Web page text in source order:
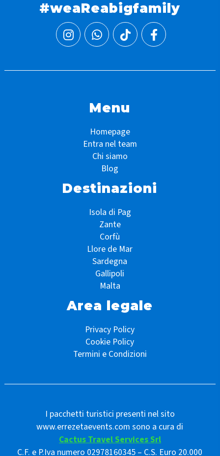
#weaReabigfamily
Menu
Homepage
Entra nel team
Chi siamo
Blog
Destinazioni
Isola di Pag
Zante
Corfù
Llore de Mar
Sardegna
Gallipoli
Malta
Area legale
Privacy Policy
Cookie Policy
Termini e Condizioni
I pacchetti turistici presenti nel sito
www.errezetaevents.com sono a cura di
Cactus Travel Services Srl
C.F. e P.Iva numero 02978160345 – C.S. Euro 20.000